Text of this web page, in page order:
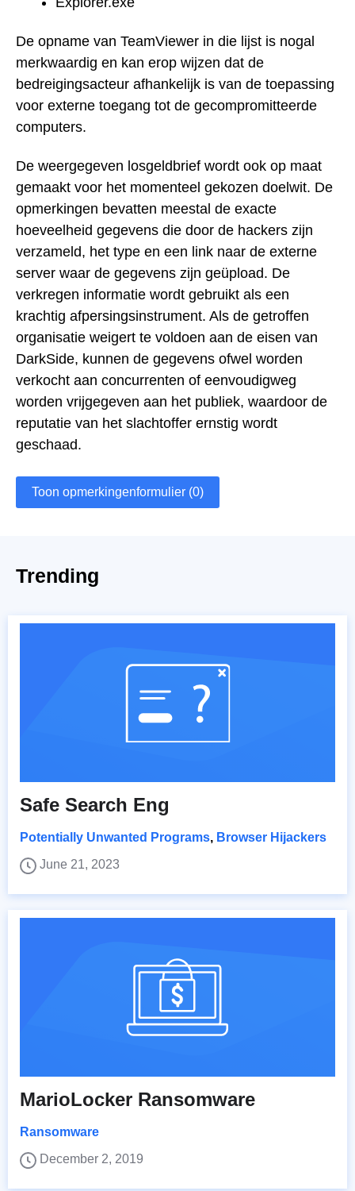
De opname van TeamViewer in die lijst is nogal
merkwaardig en kan erop wijzen dat de
bedreigingsacteur afhankelijk is van de toepassing
voor externe toegang tot de gecompromitteerde
computers.
De weergegeven losgeldbrief wordt ook op maat
gemaakt voor het momenteel gekozen doelwit. De
opmerkingen bevatten meestal de exacte
hoeveelheid gegevens die door de hackers zijn
verzameld, het type en een link naar de externe
server waar de gegevens zijn geüpload. De
verkregen informatie wordt gebruikt als een
krachtig afpersingsinstrument. Als de getroffen
organisatie weigert te voldoen aan de eisen van
DarkSide, kunnen de gegevens ofwel worden
verkocht aan concurrenten of eenvoudigweg
worden vrijgegeven aan het publiek, waardoor de
reputatie van het slachtoffer ernstig wordt
geschaad.
Toon opmerkingenformulier (0)
Trending
Safe Search Eng
Potentially Unwanted Programs, Browser Hijackers
June 21, 2023
MarioLocker Ransomware
Ransomware
December 2, 2019